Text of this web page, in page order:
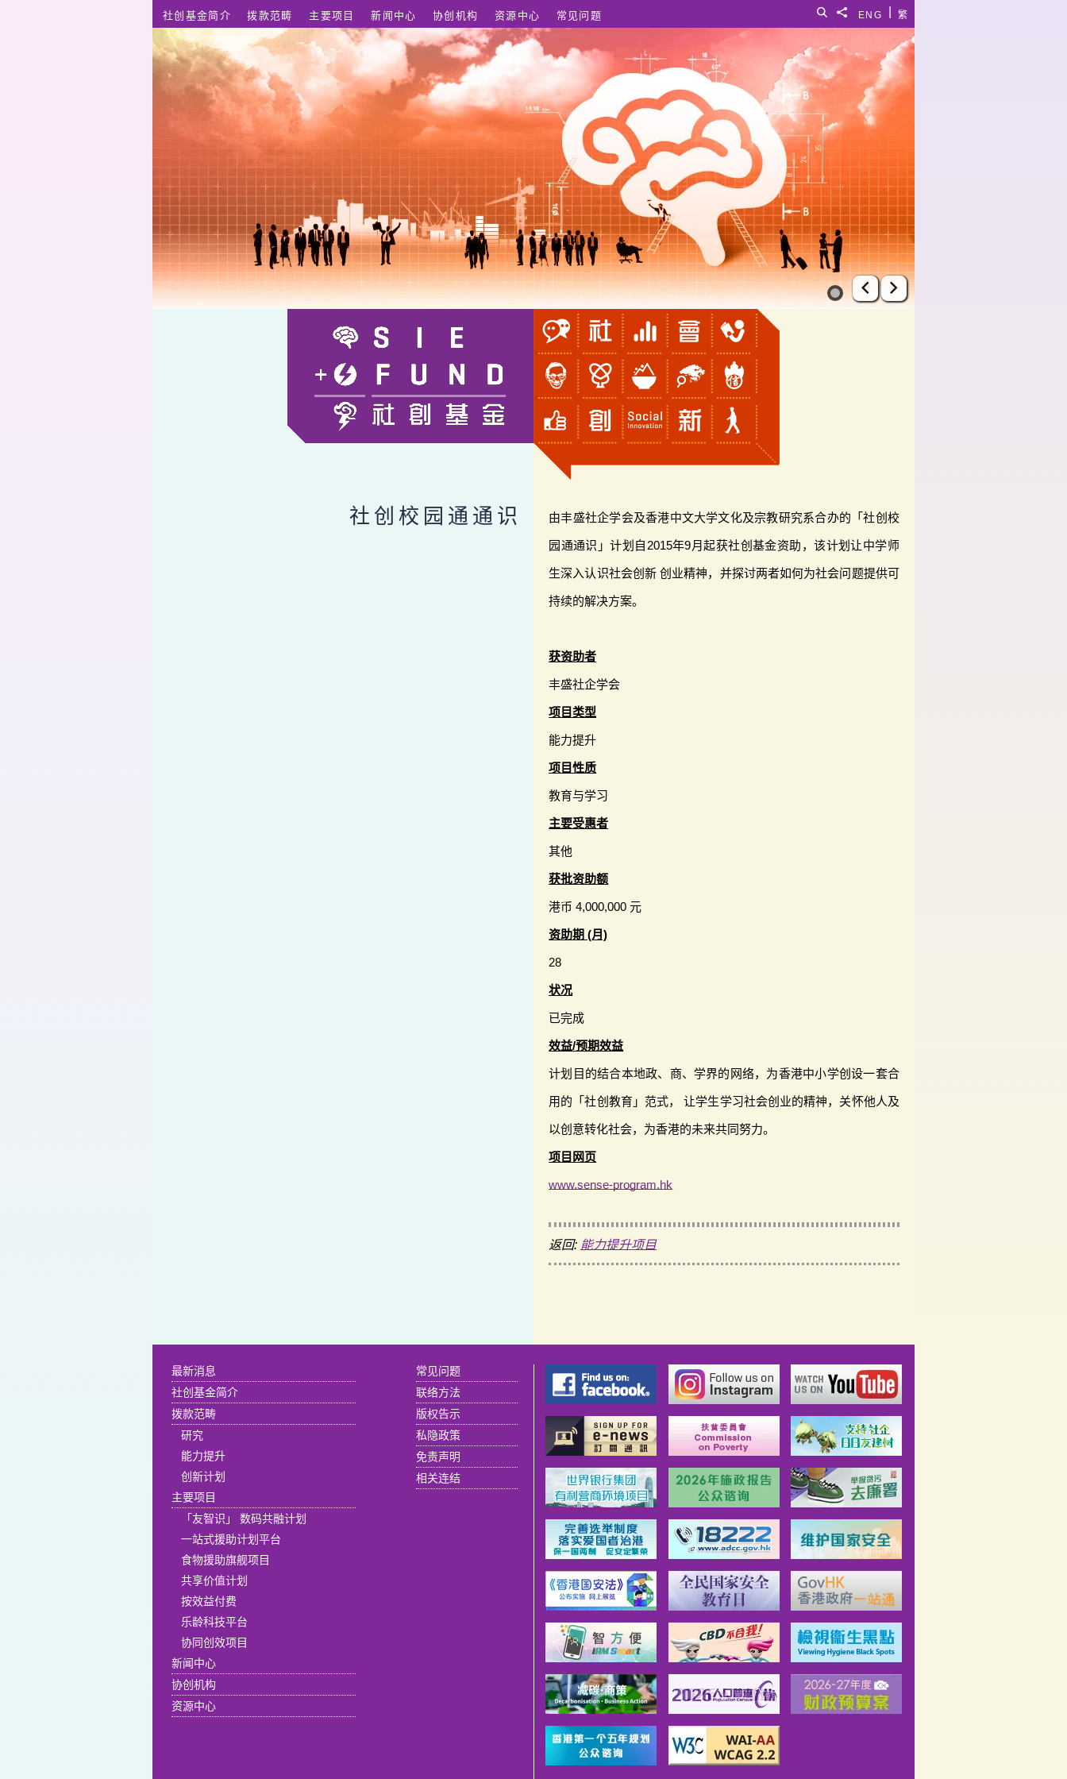
繁
ENG
分享給
搜寻
社创基金简介 拨款范畴 主要项目 新闻中心 协创机构 资源中心 常见问题
上一张幻灯片
下一张幻灯片
社创校园通通识 由丰盛社企学会及香港中文大学文化及宗教研究系合办的「社创校
园通通识」计划自2015年9月起获社创基金资助，该计划让中学师
生深入认识社会创新 创业精神，并探讨两者如何为社会问题提供可
持续的解决方案。
获资助者
丰盛社企学会
项目类型
能力提升
项目性质
教育与学习
主要受惠者
其他
获批资助额
港币 4,000,000 元
资助期 (月)
28
状况
已完成
效益/预期效益
计划目的结合本地政、商、学界的网络，为香港中小学创设一套合
用的「社创教育」范式， 让学生学习社会创业的精神，关怀他人及
以创意转化社会，为香港的未来共同努力。
项目网页
www.sense-program.hk
返回: 能力提升项目
最新消息
社创基金简介
拨款范畴
研究
能力提升
创新计划
主要项目
「友智识」 数码共融计划
一站式援助计划平台
食物援助旗舰项目
共享价值计划
按效益付费
乐龄科技平台
协同创效项目
新闻中心
协创机构
资源中心
常见问题
联络方法
版权告示
私隐政策
免责声明
相关连结